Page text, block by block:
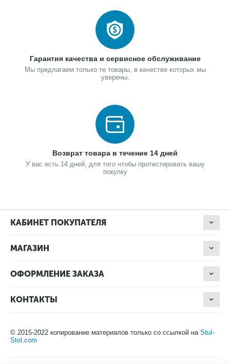
Гарантия качества и сервисное обслуживание
Мы предлагаем только те товары, в качестве которых мы
уверены.
Возврат товара в течение 14 дней
У вас есть 14 дней, для того чтобы протестировать вашу
покупку
КАБИНЕТ ПОКУПАТЕЛЯ
МАГАЗИН
ОФОРМЛЕНИЕ ЗАКАЗА
КОНТАКТЫ
© 2015-2022 копирование материалов только со ссылкой на Stul-
Stol.com